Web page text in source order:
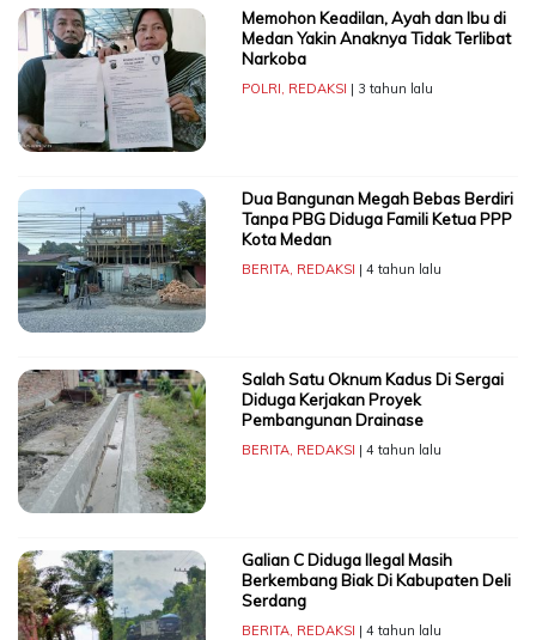
Memohon Keadilan, Ayah dan Ibu di
Medan Yakin Anaknya Tidak Terlibat
Narkoba
POLRI REDAKSI | 3 tahun lalu
Dua Bangunan Megah Bebas Berdiri
Tanpa PBG Diduga Famili Ketua PPP
Kota Medan
BERITA, REDAKSI | 4 tahun lalu
Salah Satu Oknum Kadus Di Sergai
Diduga Kerjakan Proyek
Pembangunan Drainase
BERITA, REDAKSI | 4 tahun lalu
Galian C Diduga Ilegal Masih
Berkembang Biak Di Kabupaten Deli
Serdang
BERITA, REDAKSI | 4 tahun lalu